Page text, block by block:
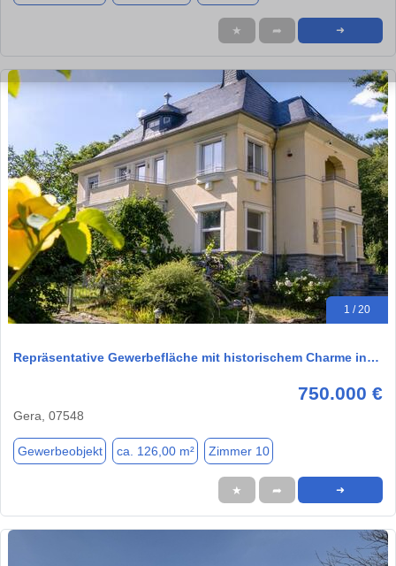
★ ➦ ➜
1 / 20
Repräsentative Gewerbefläche mit historischem Charme in…
750.000 €
Gera, 07548
Gewerbeobjekt ca. 126,00 m² Zimmer 10
★ ➦ ➜